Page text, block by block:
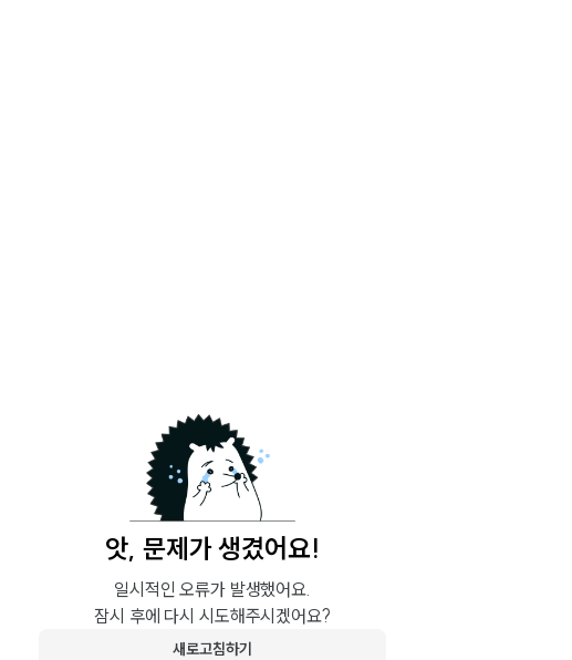
앗, 문제가 생겼어요!
일시적인 오류가 발생했어요.
잠시 후에 다시 시도해주시겠어요?
새로고침하기